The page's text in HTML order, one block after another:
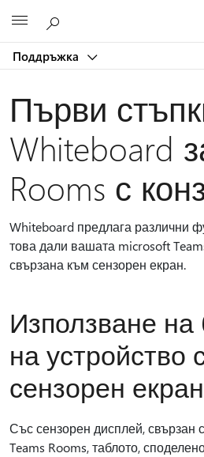
Поддръжка
Първи
Whiteboard
Rooms с
Whiteboard предлага различни
това дали вашата microsoft
свързана към сензорен екран.
Използване на
на устройство
сензорен екран
Със сензорен дисплей, свързан
Teams Rooms, таблото,